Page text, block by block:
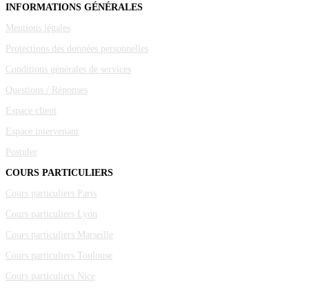
INFORMATIONS GÉNÉRALES
Mentions légales
Protections des données personnelles
Conditions générales de services
Questions / Réponses
Espace client
Espace intervenant
Postuler
COURS PARTICULIERS
Cours particuliers Paris
Cours particuliers Lyon
Cours particuliers Marseille
Cours particuliers Toulouse
Cours particuliers Nice